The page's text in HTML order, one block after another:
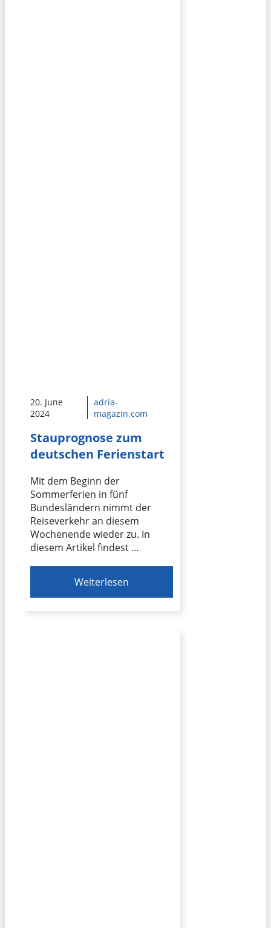
20. June
2024
adria-
magazin.com
Stauprognose zum
deutschen Ferienstart
Mit dem Beginn der
Sommerferien in fünf
Bundesländern nimmt der
Reiseverkehr an diesem
Wochenende wieder zu. In
diesem Artikel findest …
Weiterlesen